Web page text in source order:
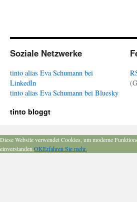
Soziale Netzwerke
tinto alias Eva Schumann bei
LinkedIn
tinto alias Eva Schumann bei Bluesky
tinto bloggt
Diese Website verwendet Cookies, um moderne
einverstanden.OKErfahren Sie mehr.